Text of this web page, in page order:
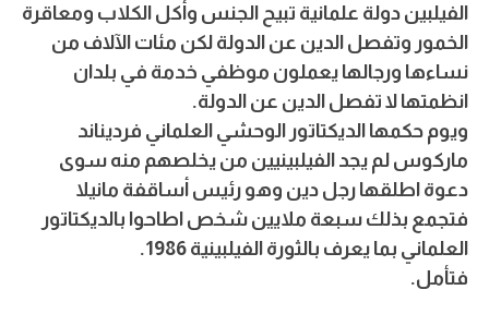
الفيلبين دولة علمانية تبيح الجنس وأكل الكلاب ومعاقرة
الخمور وتفصل الدين عن الدولة لكن مئات الآلاف من
نساءها ورجالها يعملون موظفي خدمة في بلدان
انظمتها لا تفصل الدين عن الدولة.
ويوم حكمها الديكتاتور الوحشي العلماني فرديناند
ماركوس لم يجد الفيلبينيين من يخلصهم منه سوى
دعوة اطلقها رجل دين وهو رئيس أساقفة مانيلا
فتجمع بذلك سبعة ملايين شخص اطاحوا بالديكتاتور
العلماني بما يعرف بالثورة الفيلبينية 1986.
فتأمل.